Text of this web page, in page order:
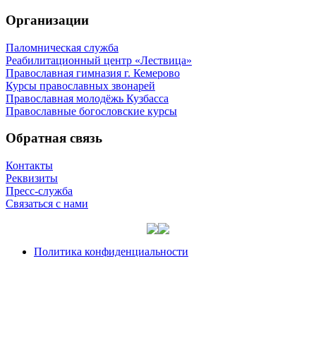
Организации
Паломническая служба
Реабилитационный центр «Лествица»
Православная гимназия г. Кемерово
Курсы православных звонарей
Православная молодёжь Кузбасса
Православные богословские курсы
Обратная связь
Контакты
Реквизиты
Пресс-служба
Связаться с нами
Политика конфиденциальности